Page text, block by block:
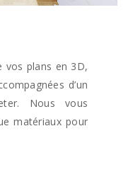
vos plans en 3D,
d’un
Nous vous
matériaux pour